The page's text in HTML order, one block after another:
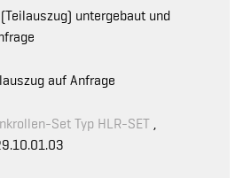
untergebaut und
auf Anfrage
Set Typ HLR-SET ,